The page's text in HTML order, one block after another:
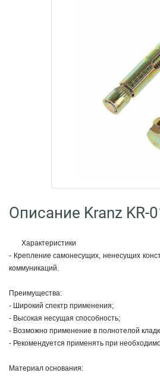
Описание Kranz KR-
Характеристики
- Крепление самонесущих, ненесущих
коммуникаций.
Преимущества:
- Широкий спектр применения;
- Высокая несущая способность;
- Возможно применение в полнотелой
- Рекомендуется применять при
Материал основания: